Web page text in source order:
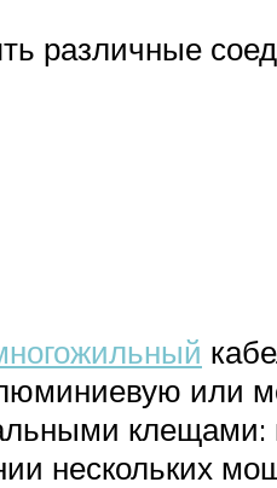
различные
или
клещами:
нескольких